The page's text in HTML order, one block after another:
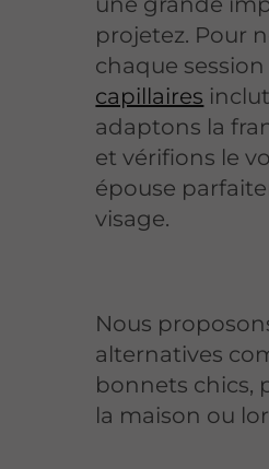
projetez. Pour
chaque
capillaires
adaptons la
et vérifions le
épouse
visage.
Nous
alternatives
bonnets chics,
la maison ou